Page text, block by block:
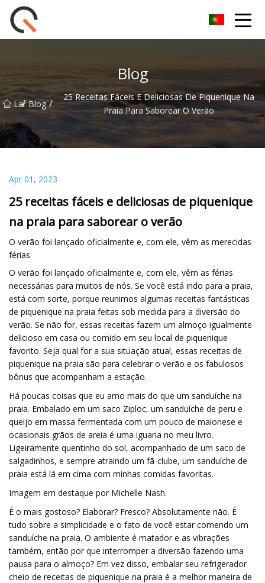
Blog
Lar
/ Blog /
25 Receitas Fáceis E Deliciosas De Piquenique Na
Praia Para Saborear O Verão
Apr 01, 2023
25 receitas fáceis e deliciosas de piquenique
na praia para saborear o verão
O verão foi lançado oficialmente e, com ele, vêm as merecidas
férias
O verão foi lançado oficialmente e, com ele, vêm as férias
necessárias para muitos de nós. Se você está indo para a praia,
está com sorte, porque reunimos algumas receitas fantásticas
de piquenique na praia feitas sob medida para a diversão do
verão. Se não for, essas receitas fazem um almoço igualmente
delicioso em casa ou comido em seu local de piquenique
favorito. Seja qual for a sua situação atual, essas receitas de
piquenique na praia são para celebrar o verão e os fabulosos
bônus que acompanham a estação.
Há poucas coisas que eu amo mais do que um sanduíche na
praia. Embalado em um saco Ziploc, um sanduíche de peru e
queijo em massa fermentada com um pouco de maionese e
ocasionais grãos de areia é uma iguaria no meu livro.
Ligeiramente quentinho do sol, acompanhado de um saco de
salgadinhos, e sempre atraindo um fã-clube, um sanduíche de
praia está lá em cima com minhas comidas favoritas.
Imagem em destaque por Michelle Nash.
É o mais gostoso? Elaborar? Fresco? Absolutamente não. É
tudo sobre a simplicidade e o fato de você estar comendo um
sanduíche na praia. O ambiente é matador e as vibrações
também, então por que interromper a diversão fazendo uma
pausa para o almoço? Em vez disso, embalar seu refrigerador
cheio de receitas de piquenique na praia é a melhor maneira de